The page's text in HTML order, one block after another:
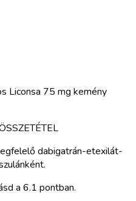
Liconsa 75 mg kemény
dabigatrán-etexilát-
a 6.1 pontban.